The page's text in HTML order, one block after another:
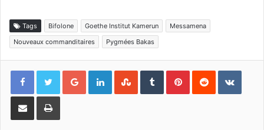
Tags Bifolone Goethe Institut Kamerun
Messamena
Nouveaux commanditaires
Pygmées Bakas
Google+LinkedinStumbleUpon
TumblrPinterestReddit
Partager par email Imprimer